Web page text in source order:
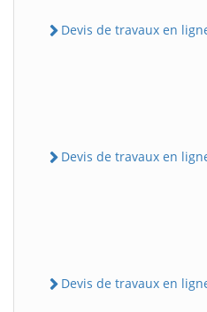
Devis de travaux en
Devis de travaux en
Devis de travaux en